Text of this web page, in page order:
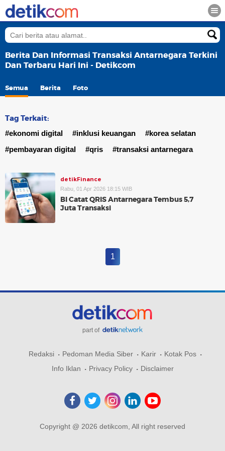
Berita Dan Informasi Transaksi Antarnegara Terkini
Dan Terbaru Hari Ini - Detikcom
Semua Berita Foto
Tag Terkait:
#ekonomi digital #inklusi keuangan
#korea selatan
#pembayaran digital
#qris #transaksi antarnegara
detikFinance
Rabu, 01 Apr 2026 18:15 WIB
BI Catat QRIS Antarnegara Tembus 5,7
Juta Transaksi
1
part of
Redaksi Pedoman Media Siber Karir
Kotak Pos
Info Iklan
Privacy Policy Disclaimer
Copyright @ 2026 detikcom, All right reserved